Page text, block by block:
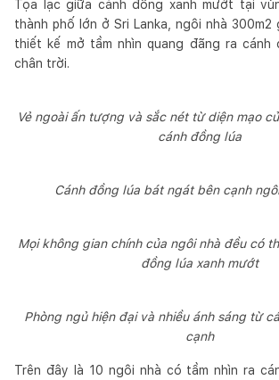
Tọa lạc giữa cánh đồng xanh mướt tại
thành phố lớn ở Sri Lanka, ngôi nhà
thiết kế mở tầm nhìn quang đãng ra cánh
chân trời.
Vẻ ngoài ấn tượng và sắc nét từ diện mạo
cánh đồng lúa
Cánh đồng lúa bát ngát bên cạnh
Mọi không gian chính của ngôi nhà đều có
đồng lúa xanh mướt
Phòng ngủ hiện đại và nhiều ánh sáng từ
cạnh
Trên đây là 10 ngôi nhà có tầm nhìn ra